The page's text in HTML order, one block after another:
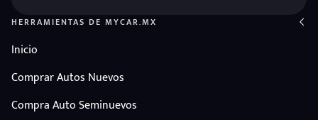
HERRAMIENTAS DE MYCAR.MX
Inicio
Comprar Autos Nuevos
Compra Auto Seminuevos